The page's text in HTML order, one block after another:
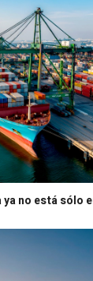
ya no está sólo